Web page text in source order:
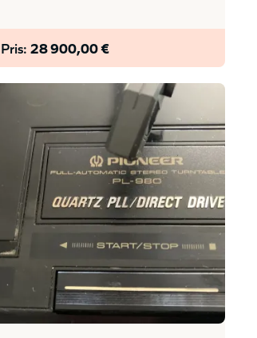
Pris:28 900,00 €